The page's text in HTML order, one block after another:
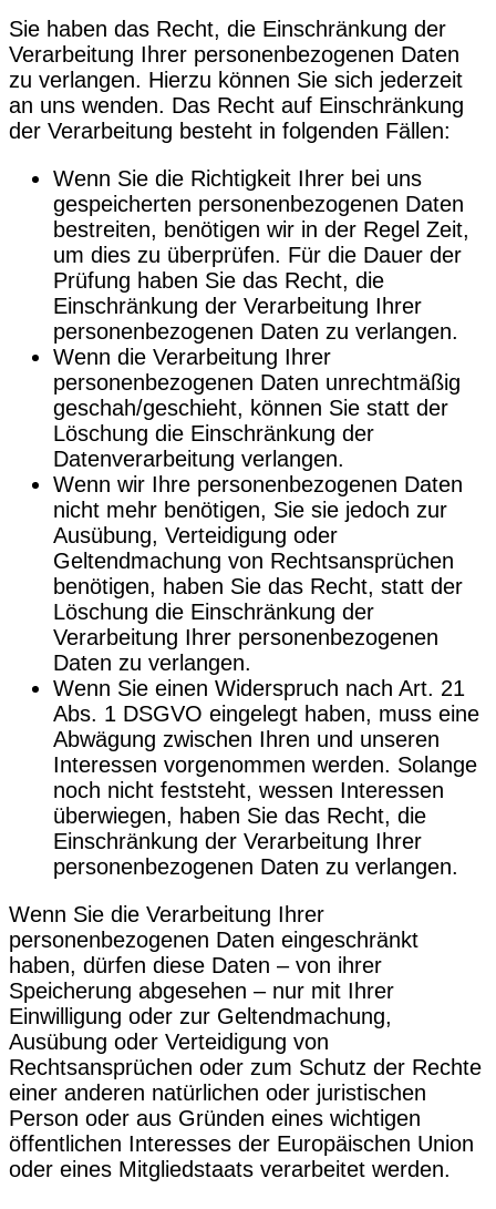
Sie haben das Recht, die Einschränkung der
Verarbeitung Ihrer personenbezogenen Daten
zu verlangen. Hierzu können Sie sich jederzeit
an uns wenden. Das Recht auf Einschränkung
der Verarbeitung besteht in folgenden Fällen:
Wenn Sie die Richtigkeit Ihrer bei uns
gespeicherten personenbezogenen Daten
bestreiten, benötigen wir in der Regel Zeit,
um dies zu überprüfen. Für die Dauer der
Prüfung haben Sie das Recht, die
Einschränkung der Verarbeitung Ihrer
personenbezogenen Daten zu verlangen.
Wenn die Verarbeitung Ihrer
personenbezogenen Daten unrechtmäßig
geschah/geschieht, können Sie statt der
Löschung die Einschränkung der
Datenverarbeitung verlangen.
Wenn wir Ihre personenbezogenen Daten
nicht mehr benötigen, Sie sie jedoch zur
Ausübung, Verteidigung oder
Geltendmachung von Rechtsansprüchen
benötigen, haben Sie das Recht, statt der
Löschung die Einschränkung der
Verarbeitung Ihrer personenbezogenen
Daten zu verlangen.
Wenn Sie einen Widerspruch nach Art. 21
Abs. 1 DSGVO eingelegt haben, muss eine
Abwägung zwischen Ihren und unseren
Interessen vorgenommen werden. Solange
noch nicht feststeht, wessen Interessen
überwiegen, haben Sie das Recht, die
Einschränkung der Verarbeitung Ihrer
personenbezogenen Daten zu verlangen.
Wenn Sie die Verarbeitung Ihrer
personenbezogenen Daten eingeschränkt
haben, dürfen diese Daten – von ihrer
Speicherung abgesehen – nur mit Ihrer
Einwilligung oder zur Geltendmachung,
Ausübung oder Verteidigung von
Rechtsansprüchen oder zum Schutz der Rechte
einer anderen natürlichen oder juristischen
Person oder aus Gründen eines wichtigen
öffentlichen Interesses der Europäischen Union
oder eines Mitgliedstaats verarbeitet werden.